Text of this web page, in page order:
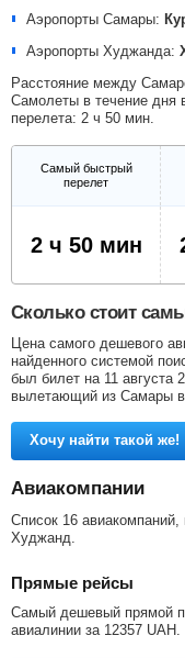
Аэропорты Самары:
Аэропорты Худжанда:
Расстояние между
Самолеты в течение дня
перелета: 2 ч 50 мин.
Самый быстрый
перелет
2 ч 50 мин
Сколько стоит
Цена самого дешевого
найденного системой
был билет на 11 августа
вылетающий из Самары
Хочу найти такой же!
Авиакомпании
Список 16
Худжанд.
Прямые рейсы
Самый дешевый прямой
авиалинии за 12357 UAH